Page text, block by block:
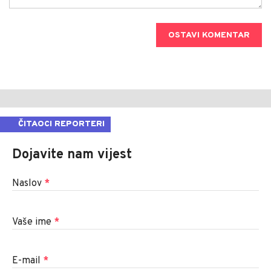
OSTAVI KOMENTAR
ČITAOCI REPORTERI
Dojavite nam vijest
Naslov *
Vaše ime *
E-mail *